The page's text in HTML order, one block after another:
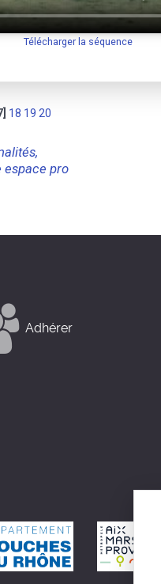
Télécharger la séquence
18 19 20
espace pro
Adhérer